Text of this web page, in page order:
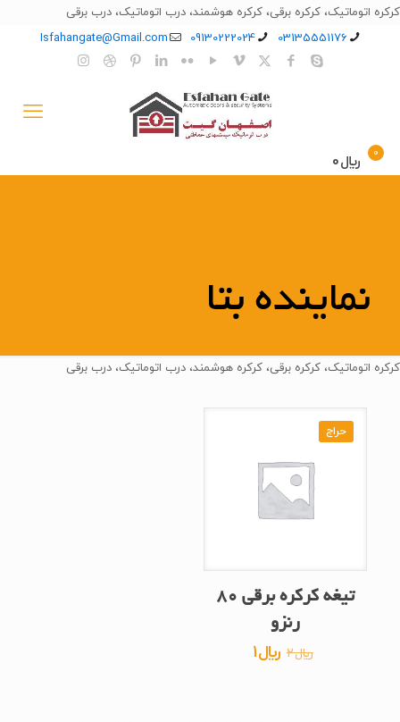
کرکره اتوماتیک، کرکره برقی، کرکره هوشمند، درب اتوماتیک، درب برقی
03135551176
09130222024
Isfahangate@Gmail.com
0 ﷼0
نماینده بتا
کرکره اتوماتیک، کرکره برقی، کرکره هوشمند، درب اتوماتیک، درب برقی
حراج
رنزو
﷼2 قیمت
﷼1